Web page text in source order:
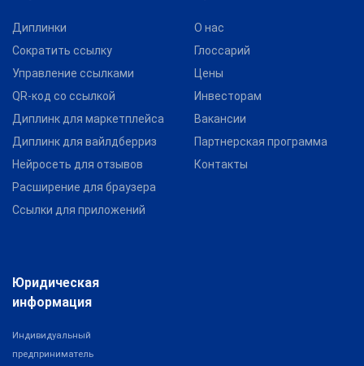
Диплинки
Сократить ссылку
Управление ссылками
QR-код со ссылкой
Диплинк для маркетплейса
Диплинк для вайлдберриз
Нейросеть для отзывов
Расширение для браузера
Ссылки для приложений
О нас
Глоссарий
Цены
Инвесторам
Вакансии
Партнерская программа
Контакты
Юридическая
информация
Индивидуальный
предприниматель